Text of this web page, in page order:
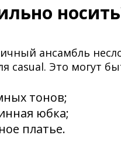
ансамбль
casual. Это могут
тонов;
юбка;
платье.